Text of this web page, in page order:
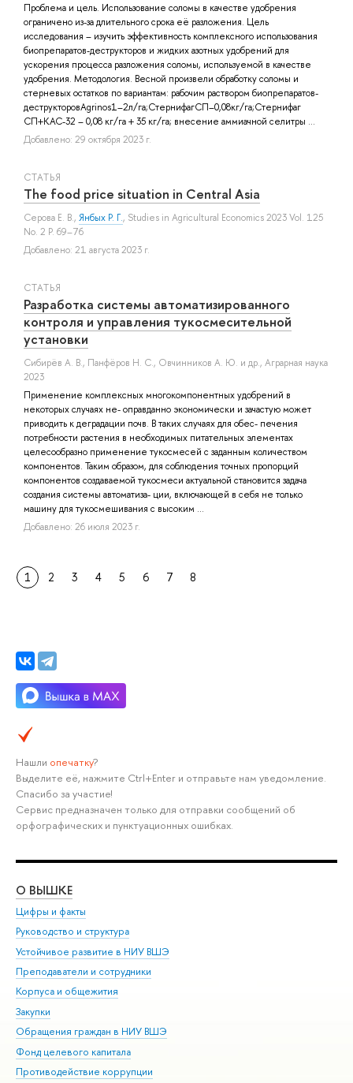
Проблема и цель. Использование соломы в качестве удобрения
ограничено из-за длительного срока её разложения. Цель
исследования – изучить эффективность комплексного использования
биопрепаратов-деструкторов и жидких азотных удобрений для
ускорения процесса разложения соломы, используемой в качестве
удобрения. Методология. Весной произвели обработку соломы и
стерневых остатков по вариантам: рабочим раствором биопрепаратов-
деструкторовAgrinos1–2л/га;СтернифагСП–0,08кг/га;Стернифаг
СП+КАС-32 – 0,08 кг/га + 35 кг/га; внесение аммиачной селитры ...
Добавлено: 29 октября 2023 г.
СТАТЬЯ
The food price situation in Central Asia
Серова Е. В., Янбых Р. Г., Studies in Agricultural Economics 2023 Vol. 125
No. 2 P. 69–76
Добавлено: 21 августа 2023 г.
СТАТЬЯ
Разработка системы автоматизированного
контроля и управления тукосмесительной
установки
Сибирёв А. В., Панфёров Н. С., Овчинников А. Ю. и др., Аграрная наука
2023
Применение комплексных многокомпонентных удобрений в
некоторых случаях не- оправданно экономически и зачастую может
приводить к деградации почв. В таких случаях для обес- печения
потребности растения в необходимых питательных элементах
целесообразно применение тукосмесей с заданным количеством
компонентов. Таким образом, для соблюдения точных пропорций
компонентов создаваемой тукосмеси актуальной становится задача
создания системы автоматиза- ции, включающей в себя не только
машину для тукосмешивания с высоким ...
Добавлено: 26 июля 2023 г.
1 2 3 4 5 6 7 8
Нашли опечатку?
Выделите её, нажмите Ctrl+Enter и отправьте нам уведомление.
Спасибо за участие!
Сервис предназначен только для отправки сообщений об
орфографических и пунктуационных ошибках.
О ВЫШКЕ
Цифры и факты
Руководство и структура
Устойчивое развитие в НИУ ВШЭ
Преподаватели и сотрудники
Корпуса и общежития
Закупки
Обращения граждан в НИУ ВШЭ
Фонд целевого капитала
Противодействие коррупции